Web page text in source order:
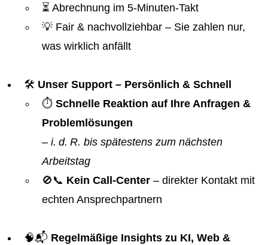
⏳ Abrechnung im 5-Minuten-Takt
💡 Fair & nachvollziehbar – Sie zahlen nur,
was wirklich anfällt
🛠️ Unser Support – Persönlich & Schnell
⏱️ Schnelle Reaktion auf Ihre Anfragen &
Problemlösungen
– i. d. R. bis spätestens zum nächsten
Arbeitstag
🚫📞 Kein Call-Center – direkter Kontakt mit
echten Ansprechpartnern
🧠📬 Regelmäßige Insights zu KI, Web &